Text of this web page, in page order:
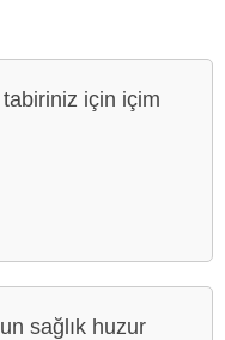
için içim
sağlık huzur